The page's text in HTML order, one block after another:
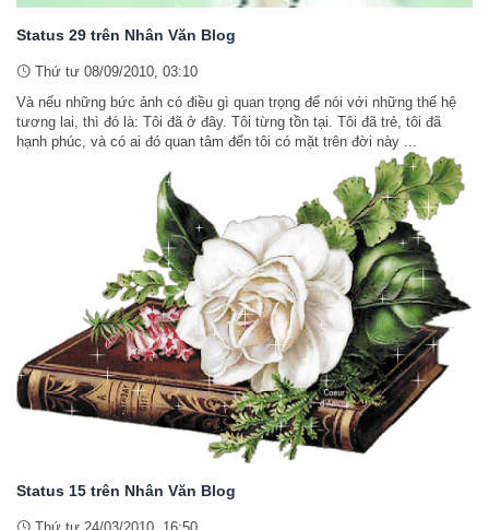
Status 29 trên Nhân Văn Blog
Thứ tư 08/09/2010, 03:10
Và nếu những bức ảnh có điều gì quan trọng để nói với những thế hệ
tương lai, thì đó là: Tôi đã ở đây. Tôi từng tồn tại. Tôi đã trẻ, tôi đã
hạnh phúc, và có ai đó quan tâm đến tôi có mặt trên đời này ...
Status 15 trên Nhân Văn Blog